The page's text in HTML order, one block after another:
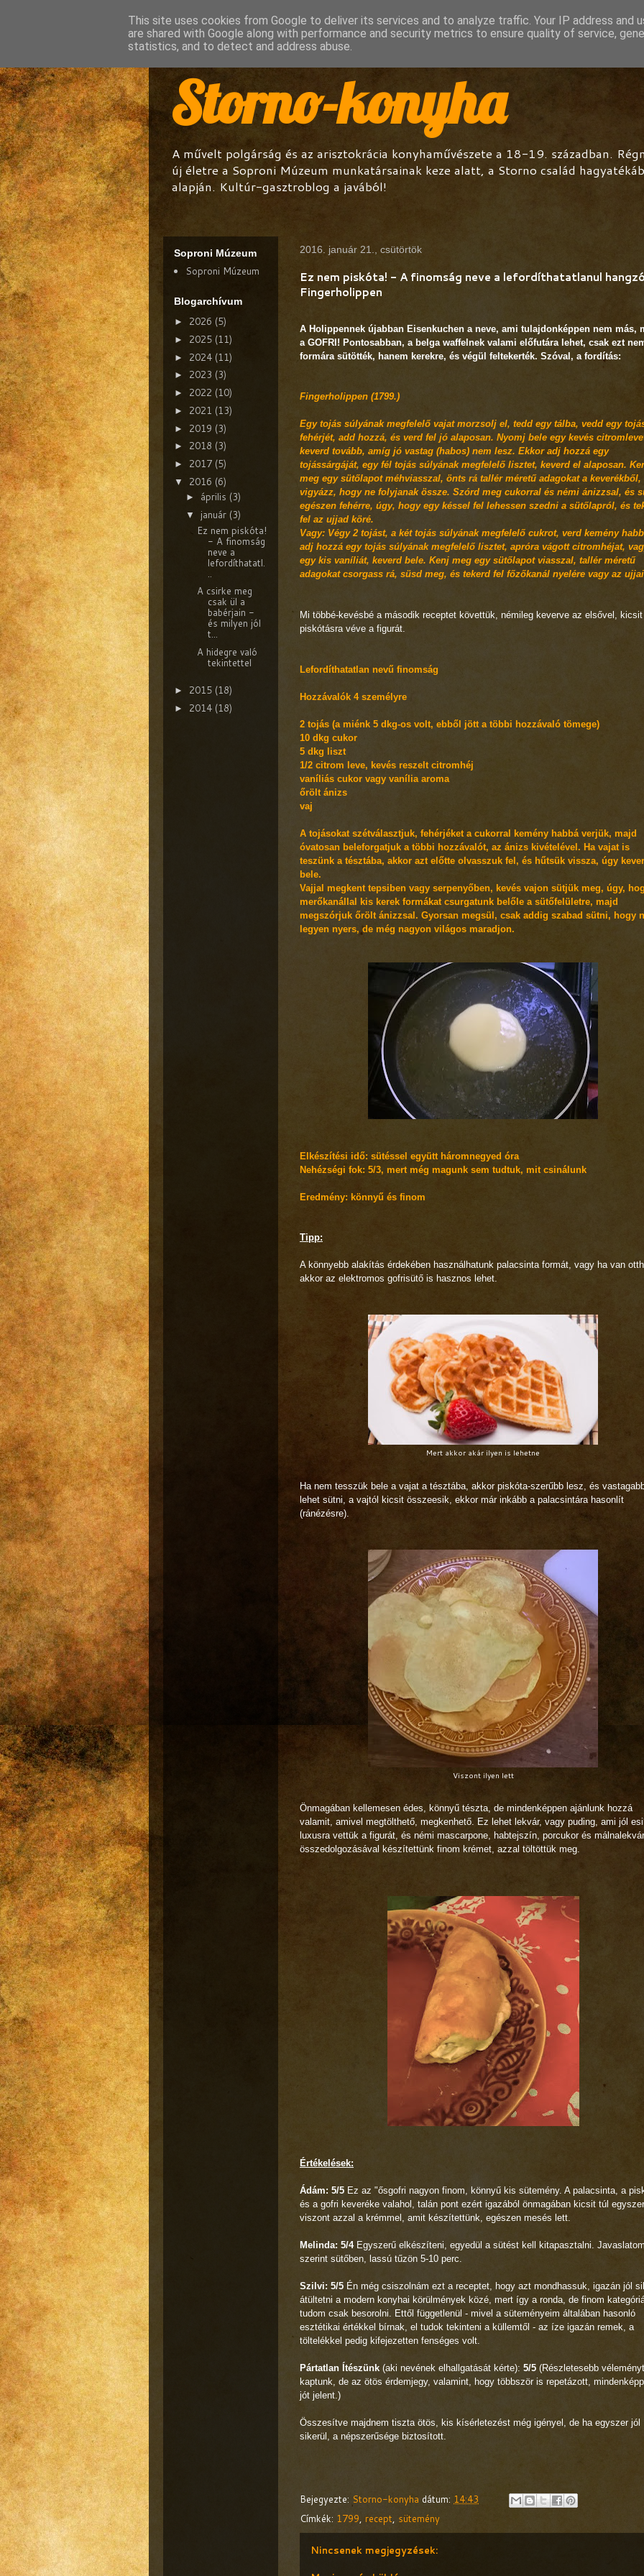
Storno-konyha
A művelt polgárság és az arisztokrácia konyhaművészete a 18-19. században.
új életre a Soproni Múzeum munkatársainak keze alatt, a Storno család
alapján. Kultúr-gasztroblog a javából!
2016. január 21., csütörtök
Ez nem piskóta! - A finomság neve a lefordíthatatlanul
Fingerholippen
A Holippennek újabban Eisenkuchen a neve, ami tulajdonképpen nem más,
a GOFRI! Pontosabban, a belga waffelnek valami előfutára lehet, csak ezt
formára sütötték, hanem kerekre, és végül feltekerték. Szóval, a fordítás:
Fingerholippen (1799.)
Egy tojás súlyának megfelelő vajat morzsolj el, tedd egy tálba, vedd egy
fehérjét, add hozzá, és verd fel jó alaposan. Nyomj bele egy kevés
keverd tovább, amíg jó vastag (habos) nem lesz. Ekkor adj hozzá egy
tojássárgáját, egy fél tojás súlyának megfelelő lisztet, keverd el alaposan.
meg egy sütőlapot méhviasszal, önts rá tallér méretű adagokat a keverékből,
vigyázz, hogy ne folyjanak össze. Szórd meg cukorral és némi ánizzsal, és
egészen fehérre, úgy, hogy egy késsel fel lehessen szedni a sütőlapról, és
fel az ujjad köré.
Vagy: Végy 2 tojást, a két tojás súlyának megfelelő cukrot, verd kemény
adj hozzá egy tojás súlyának megfelelő lisztet, apróra vágott citromhéjat,
egy kis vaníliát, keverd bele. Kenj meg egy sütőlapot viasszal, tallér méretű
adagokat csorgass rá, süsd meg, és tekerd fel főzőkanál nyelére vagy az
Mi többé-kevésbé a második receptet követtük, némileg keverve az elsővel, kicsit
piskótásra véve a figurát.
Lefordíthatatlan nevű finomság
Hozzávalók 4 személyre
2 tojás (a miénk 5 dkg-os volt, ebből jött a többi hozzávaló tömege)
10 dkg cukor
5 dkg liszt
1/2 citrom leve, kevés reszelt citromhéj
vaníliás cukor vagy vanília aroma
őrölt ánizs
vaj
A tojásokat szétválasztjuk, fehérjéket a cukorral kemény habbá verjük, majd
óvatosan beleforgatjuk a többi hozzávalót, az ánizs kivételével. Ha vajat is
teszünk a tésztába, akkor azt előtte olvasszuk fel, és hűtsük vissza, úgy
bele.
Vajjal megkent tepsiben vagy serpenyőben, kevés vajon sütjük meg, úgy,
merőkanállal kis kerek formákat csurgatunk belőle a sütőfelületre, majd
megszórjuk őrölt ánizzsal. Gyorsan megsül, csak addig szabad sütni, hogy
legyen nyers, de még nagyon világos maradjon.
Elkészítési idő: sütéssel együtt háromnegyed óra
Nehézségi fok: 5/3, mert még magunk sem tudtuk, mit csinálunk
Eredmény: könnyű és finom
Tipp:
A könnyebb alakítás érdekében használhatunk palacsinta formát, vagy ha van
akkor az elektromos gofrisütő is hasznos lehet.
Mert akkor akár ilyen is lehetne
Ha nem tesszük bele a vajat a tésztába, akkor piskóta-szerűbb lesz, és
lehet sütni, a vajtól kicsit összeesik, ekkor már inkább a palacsintára hasonlít
(ránézésre).
Viszont ilyen lett
Önmagában kellemesen édes, könnyű tészta, de mindenképpen ajánlunk hozzá
valamit, amivel megtölthető, megkenhető. Ez lehet lekvár, vagy puding, ami jól
luxusra vettük a figurát, és némi mascarpone, habtejszín, porcukor és málnalekvár
összedolgozásával készítettünk finom krémet, azzal töltöttük meg.
Értékelések:
Ádám: 5/5 Ez az "ősgofri nagyon finom, könnyű kis sütemény. A palacsinta, a
és a gofri keveréke valahol, talán pont ezért igazából önmagában kicsit túl
viszont azzal a krémmel, amit készítettünk, egészen mesés lett.
Melinda: 5/4 Egyszerű elkészíteni, egyedül a sütést kell kitapasztalni.
szerint sütőben, lassú tűzön 5-10 perc.
Szilvi: 5/5 Én még csiszolnám ezt a receptet, hogy azt mondhassuk, igazán jól
átültetni a modern konyhai körülmények közé, mert így a ronda, de finom
tudom csak besorolni. Ettől függetlenül - mivel a süteményeim általában hasonló
esztétikai értékkel bírnak, el tudok tekinteni a küllemtől - az íze igazán remek, a
töltelékkel pedig kifejezetten fenséges volt.
Pártatlan Ítészünk (aki nevének elhallgatását kérte): 5/5 (Részletesebb
kaptunk, de az ötös érdemjegy, valamint, hogy többször is repetázott,
jót jelent.)
Összesítve majdnem tiszta ötös, kis kísérletezést még igényel, de ha egyszer jól
sikerül, a népszerűsége biztosított.
Bejegyezte: Storno-konyha dátum: 14:43
Címkék: 1799, recept, sütemény
Nincsenek megjegyzések:
Soproni Múzeum
Soproni Múzeum
Blogarchívum
► 2026 (5)
► 2025 (11)
► 2024 (11)
► 2023 (3)
► 2022 (10)
► 2021 (13)
► 2019 (3)
► 2018 (3)
► 2017 (5)
▼ 2016 (6)
► április (3)
▼ január (3)
Ez nem piskóta!
- A finomság
neve a
lefordíthatatl.
A csirke meg
csak ül a
babérjain -
és milyen jól
t...
A hidegre való
tekintettel
► 2015 (18)
► 2014 (18)
This site uses cookies from Google to deliver its services and to analyze traffic. Your IP address and
are shared with Google along with performance and security metrics to ensure quality of service,
statistics, and to detect and address abuse.